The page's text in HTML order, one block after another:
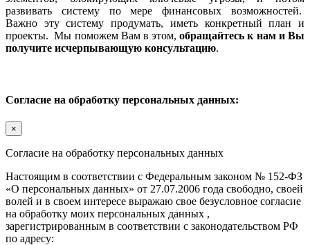
развивать систему по мере финансовых возможностей.
Важно эту систему продумать, иметь конкретный план и
проекты. Мы поможем Вам в этом,обращайтесь к нам и Вы
получите исчерпывающую консультацию.
Согласие на обработку персональных данных:
×
Согласие на обработку персональных данных
Настоящим в соответствии с Федеральным законом № 152-ФЗ
«О персональных данных» от 27.07.2006 года свободно, своей
волей и в своем интересе выражаю свое безусловное согласие
на обработку моих персональных данных ,
зарегистрированным в соответствии с законодательством РФ
по адресу: